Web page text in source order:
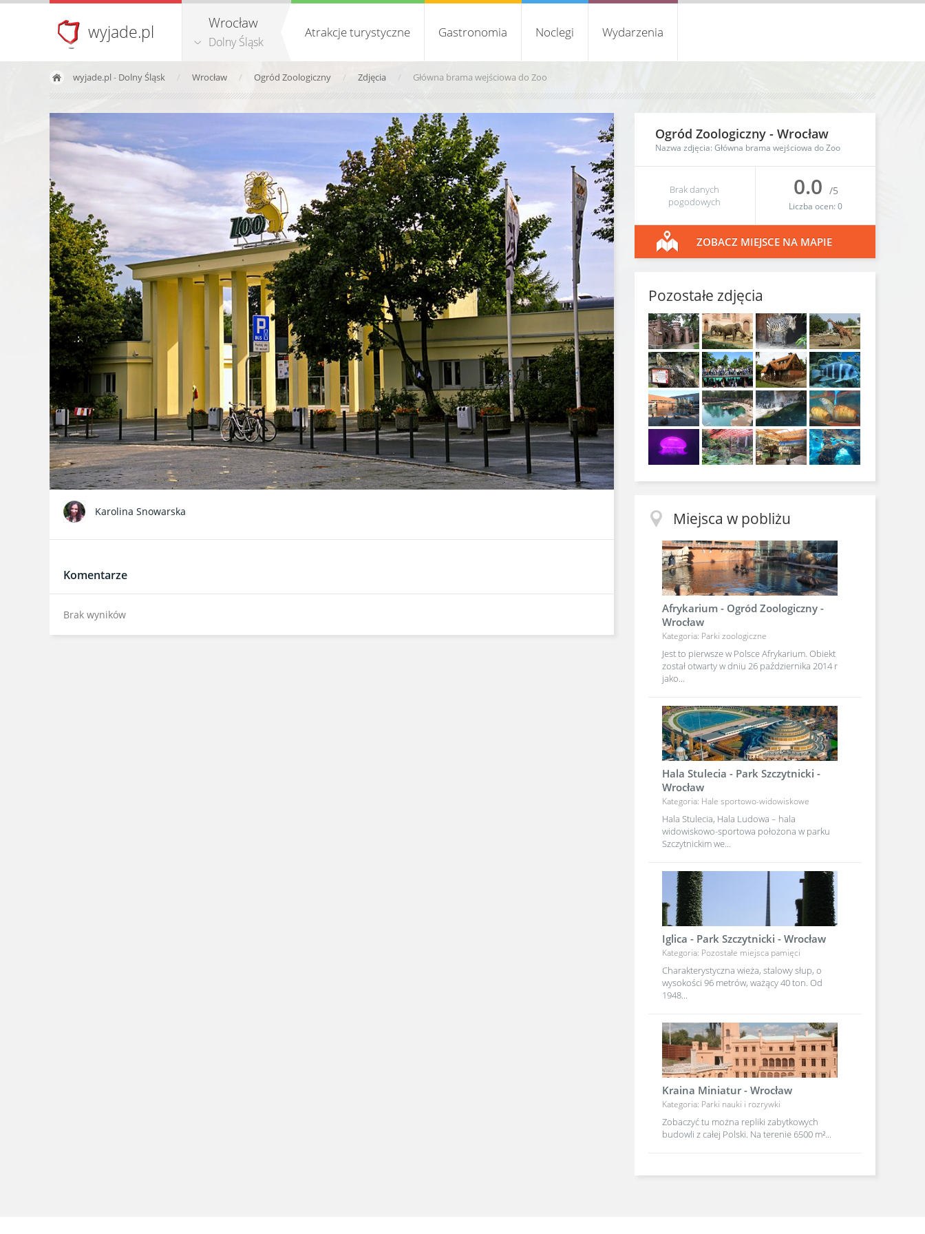
wyjade.pl Wrocław
Dolny Śląsk
Atrakcje turystyczne Gastronomia Noclegi Wydarzenia
wyjade.pl- Dolny Śląsk Wrocław Ogród Zoologiczny Zdjęcia Główna brama wejściowa do Zoo
Karolina Snowarska
Komentarze
Brak wyników
Ogród Zoologiczny - Wrocław
Nazwa zdjęcia: Główna brama wejściowa do Zoo
Brak danych
pogodowych
0.0 /5
Liczba ocen: 0
ZOBACZ MIEJSCE NA MAPIE
Pozostałe zdjęcia
Miejsca w pobliżu
Afrykarium - Ogród Zoologiczny -
Wrocław
Kategoria: Parki zoologiczne
Jest to pierwsze w Polsce Afrykarium. Obiekt
został otwarty w dniu 26 października 2014 r
jako...
Hala Stulecia - Park Szczytnicki -
Wrocław
Kategoria: Hale sportowo-widowiskowe
Hala Stulecia, Hala Ludowa – hala
widowiskowo-sportowa położona w parku
Szczytnickim we...
Iglica - Park Szczytnicki - Wrocław
Kategoria: Pozostałe miejsca pamięci
Charakterystyczna wieża, stalowy słup, o
wysokości 96 metrów, ważący 40 ton. Od
1948...
Kraina Miniatur - Wrocław
Kategoria: Parki nauki i rozrywki
Zobaczyć tu można repliki zabytkowych
budowli z całej Polski. Na terenie 6500 m²...